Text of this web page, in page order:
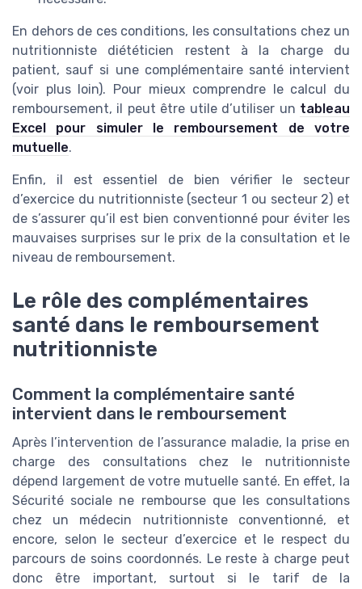
En dehors de ces conditions, les consultations chez un
nutritionniste diététicien restent à la charge du
patient, sauf si une complémentaire santé intervient
(voir plus loin). Pour mieux comprendre le calcul du
remboursement, il peut être utile d’utiliser un tableau
Excel pour simuler le remboursement de votre
mutuelle.
Enfin, il est essentiel de bien vérifier le secteur
d’exercice du nutritionniste (secteur 1 ou secteur 2) et
de s’assurer qu’il est bien conventionné pour éviter les
mauvaises surprises sur le prix de la consultation et le
niveau de remboursement.
Le rôle des complémentaires
santé dans le remboursement
nutritionniste
Comment la complémentaire santé
intervient dans le remboursement
Après l’intervention de l’assurance maladie, la prise en
charge des consultations chez le nutritionniste
dépend largement de votre mutuelle santé. En effet, la
Sécurité sociale ne rembourse que les consultations
chez un médecin nutritionniste conventionné, et
encore, selon le secteur d’exercice et le respect du
parcours de soins coordonnés. Le reste à charge peut
donc être important, surtout si le tarif de la